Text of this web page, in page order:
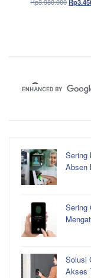
Sering
Sering
Solusi
Akses